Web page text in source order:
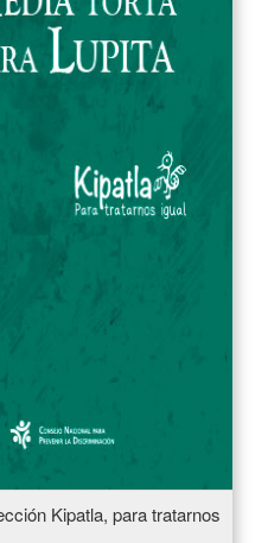
Kipatla, para tratarnos